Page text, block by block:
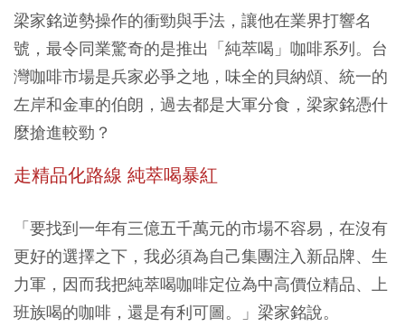
梁家銘逆勢操作的衝勁與手法，讓他在業界打響名
號，最令同業驚奇的是推出「純萃喝」咖啡系列。台
灣咖啡市場是兵家必爭之地，味全的貝納頌、統一的
左岸和金車的伯朗，過去都是大軍分食，梁家銘憑什
麼搶進較勁？
走精品化路線 純萃喝暴紅
「要找到一年有三億五千萬元的市場不容易，在沒有
更好的選擇之下，我必須為自己集團注入新品牌、生
力軍，因而我把純萃喝咖啡定位為中高價位精品、上
班族喝的咖啡，還是有利可圖。」梁家銘說。